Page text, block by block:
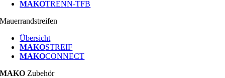
MAKOTRENN-TFB
Mauerrandstreifen
Übersicht
MAKOSTREIF
MAKOCONNECT
MAKO Zubehör